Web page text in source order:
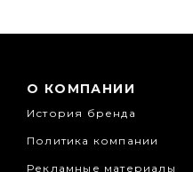
О КОМПАНИИ
История бренда
Политика компании
Рекламные материалы